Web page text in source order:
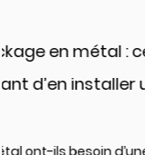
Solarium
laquelle